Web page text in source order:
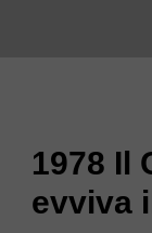
1978 Il
evviva